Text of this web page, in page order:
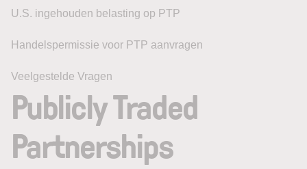
U.S. ingehouden belasting op PTP
Handelspermissie voor PTP aanvragen
Veelgestelde Vragen
Publicly Traded
Partnerships